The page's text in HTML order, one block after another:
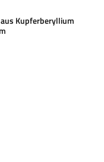
Kupferberyllium